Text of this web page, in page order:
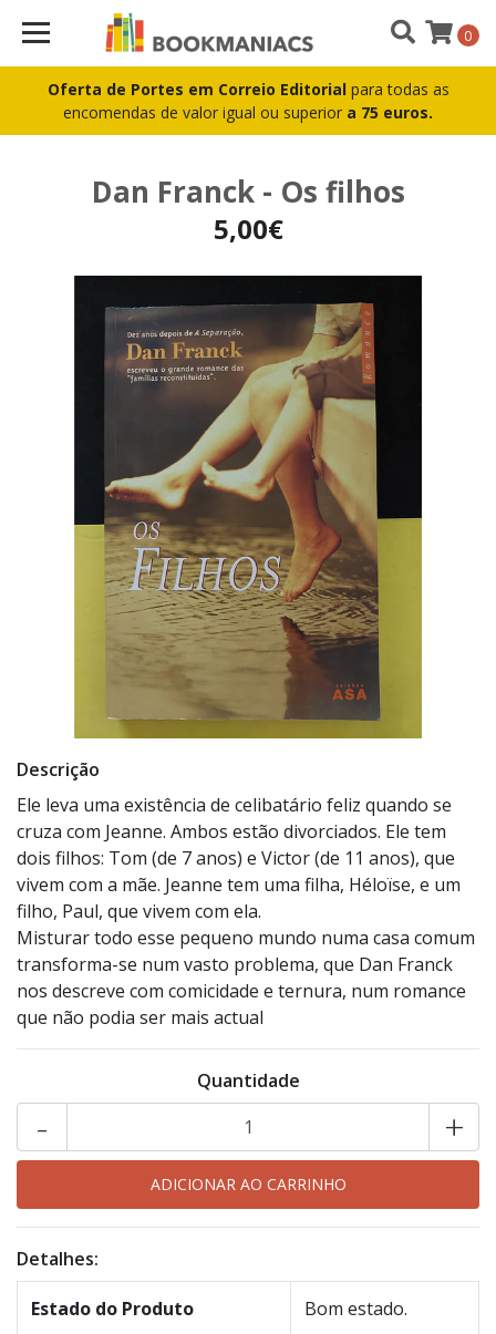
Oferta de Portes em Correio Editorial para todas as
encomendas de valor igual ou superior a 75 euros.
0
Dan Franck - Os filhos
5,00€
Descrição
Ele leva uma existência de celibatário feliz quando se
cruza com Jeanne. Ambos estão divorciados. Ele tem
dois filhos: Tom (de 7 anos) e Victor (de 11 anos), que
vivem com a mãe. Jeanne tem uma filha, Héloïse, e um
filho, Paul, que vivem com ela.
Misturar todo esse pequeno mundo numa casa comum
transforma-se num vasto problema, que Dan Franck
nos descreve com comicidade e ternura, num romance
que não podia ser mais actual
Quantidade
+
-
Detalhes:
Estado do Produto Bom estado.